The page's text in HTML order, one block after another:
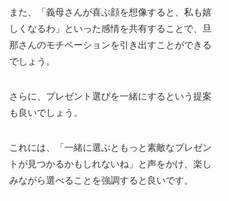
また、「義母さんが喜ぶ顔を想像すると、私も嬉
しくなるわ」といった感情を共有することで、旦
那さんのモチベーションを引き出すことができる
でしょう。
さらに、プレゼント選びを一緒にするという提案
も良いでしょう。
これには、「一緒に選ぶともっと素敵なプレゼン
トが見つかるかもしれないね」と声をかけ、楽し
みながら選べることを強調すると良いです。